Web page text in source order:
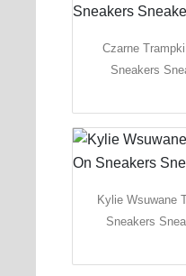
Czarne
Sneakers
Kylie Wsuwane
Sneakers